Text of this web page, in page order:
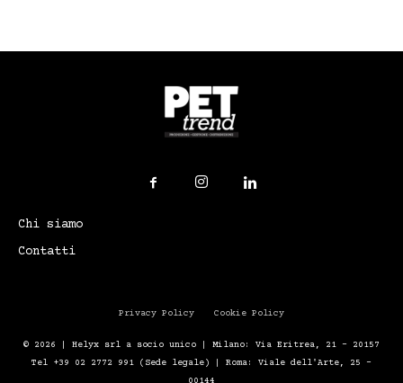
Chi siamo
Contatti
Privacy Policy Cookie Policy
© 2026 | Helyx srl a socio unico | Milano: Via Eritrea, 21 – 20157
Tel +39 02 2772 991 (Sede legale) | Roma: Viale dell'Arte, 25 -
00144